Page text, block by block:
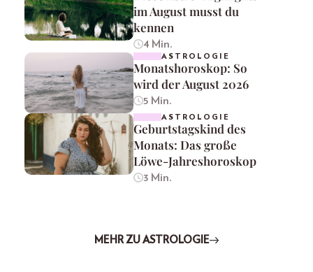
im August musst du
kennen
4 Min.
ASTROLOGIE
Monatshoroskop: So
wird der August 2026
5 Min.
ASTROLOGIE
Geburtstagskind des
Monats: Das große
Löwe-Jahreshoroskop
3 Min.
MEHR ZU ASTROLOGIE